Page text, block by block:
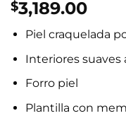
$3,189.00
Piel craquelada
Interiores suaves
Forro piel
Plantilla con